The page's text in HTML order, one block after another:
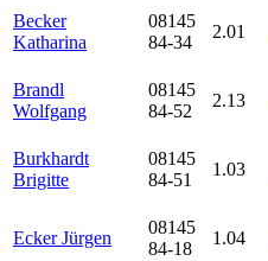
Becker
Katharina
08145
84-34
2.01
Brandl
Wolfgang
08145
84-52
2.13
Burkhardt
Brigitte
08145
84-51
1.03
Ecker Jürgen
08145
84-18
1.04